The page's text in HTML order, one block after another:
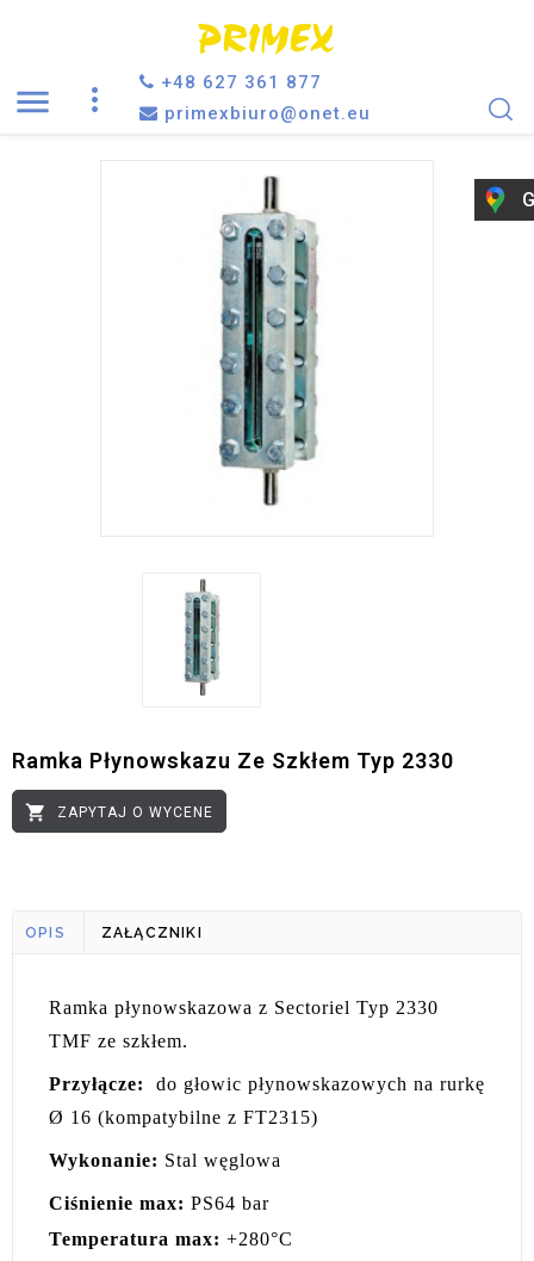

+48 627 361 877
primexbiuro@onet.eu
Ramka Płynowskazu Ze Szkłem Typ 2330
 ZAPYTAJ O WYCENE
OPIS ZAŁĄCZNIKI
Ramka płynowskazowa z Sectoriel Typ 2330
TMF ze szkłem.
Przyłącze:
do głowic płynowskazowych na rurkę
Ø 16 (kompatybilne z FT2315)
Wykonanie: Stal węglowa
Ciśnienie max: PS64 bar
Temperatura max: +280°C